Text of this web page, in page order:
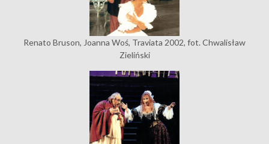
Renato Bruson, Joanna Woś, Traviata 2002, fot. Chwalisław
Zieliński